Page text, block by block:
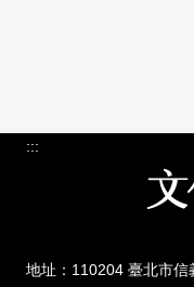
:::
地址：110204 臺北市